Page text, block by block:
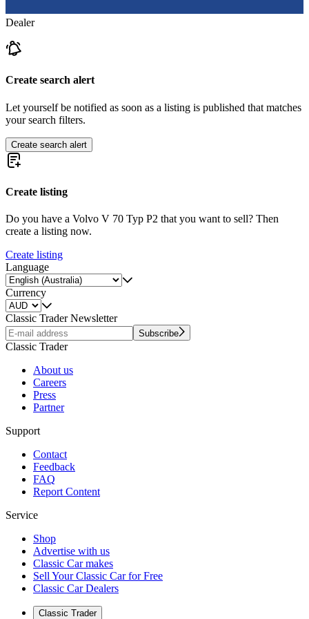
Dealer
Create search alert
Let yourself be notified as soon as a listing is published that matches
your search filters.
Create search alert
Create listing
Do you have a Volvo V 70 Typ P2 that you want to sell? Then
create a listing now.
Create listing
Language
Currency
Classic Trader Newsletter
Subscribe
Classic Trader
About us
Careers
Press
Partner
Support
Contact
Feedback
FAQ
Report Content
Service
Shop
Advertise with us
Classic Car makes
Sell Your Classic Car for Free
Classic Car Dealers
Classic Trader